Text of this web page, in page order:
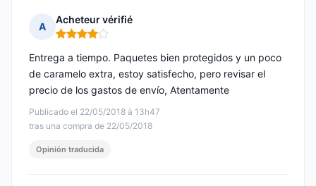
A
Acheteur vérifié
Nota: 4 de 5
Publicado el 22/05/2018 à 13h47
tras una compra de 22/05/2018
Entrega a tiempo. Paquetes bien protegidos y un poco
de caramelo extra, estoy satisfecho, pero revisar el
precio de los gastos de envío, Atentamente
Opinión traducida